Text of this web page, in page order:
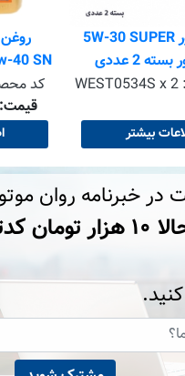
روغن موتور 5W-30 SUPER
WEST0534S x 2
بیشتر
40 SN
کد
قیمت: ۱٬۹۵۰٬۰۰۰ تومان
در خبرنامه روان
همین حالا ۱۰ هزار